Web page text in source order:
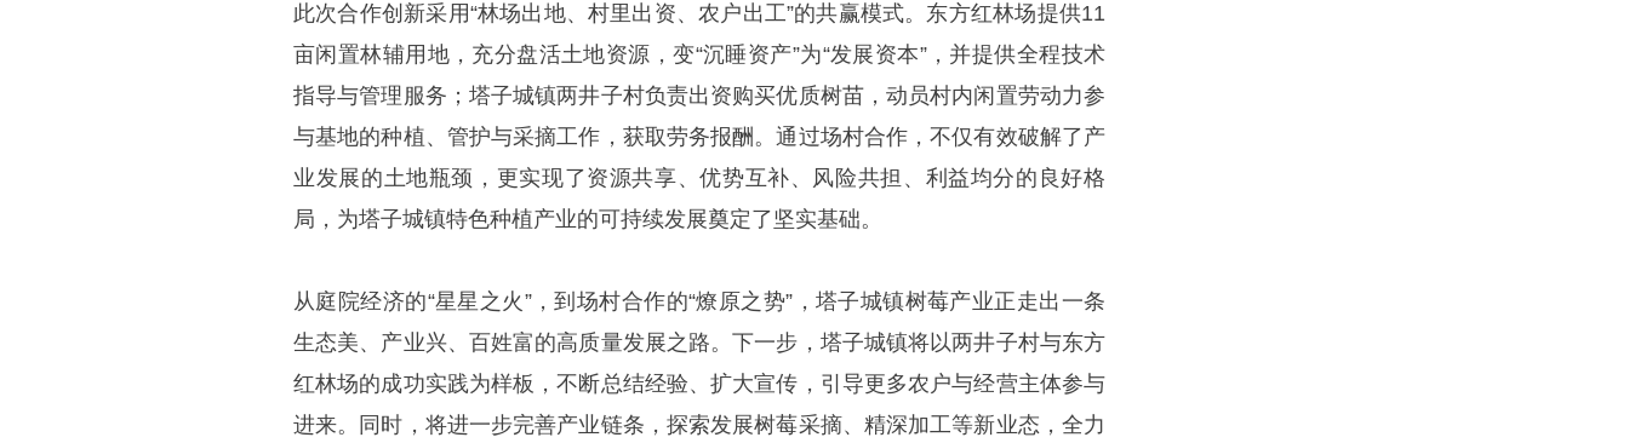
此次合作创新采用“林场出地、村里出资、农户出工”的共赢模式。东方红林场提供11
亩闲置林辅用地，充分盘活土地资源，变“沉睡资产”为“发展资本”，并提供全程技术
指导与管理服务；塔子城镇两井子村负责出资购买优质树苗，动员村内闲置劳动力参
与基地的种植、管护与采摘工作，获取劳务报酬。通过场村合作，不仅有效破解了产
业发展的土地瓶颈，更实现了资源共享、优势互补、风险共担、利益均分的良好格
局，为塔子城镇特色种植产业的可持续发展奠定了坚实基础。
从庭院经济的“星星之火”，到场村合作的“燎原之势”，塔子城镇树莓产业正走出一条
生态美、产业兴、百姓富的高质量发展之路。下一步，塔子城镇将以两井子村与东方
红林场的成功实践为样板，不断总结经验、扩大宣传，引导更多农户与经营主体参与
进来。同时，将进一步完善产业链条，探索发展树莓采摘、精深加工等新业态，全力